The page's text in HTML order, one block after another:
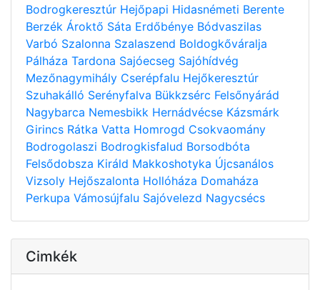
Bodrogkeresztúr Hejőpapi Hidasnémeti Berente
Berzék Ároktő Sáta Erdőbénye Bódvaszilas
Varbó Szalonna Szalaszend Boldogkőváralja
Pálháza Tardona Sajóecseg Sajóhídvég
Mezőnagymihály Cserépfalu Hejőkeresztúr
Szuhakálló Serényfalva Bükkzsérc Felsőnyárád
Nagybarca Nemesbikk Hernádvécse Kázsmárk
Girincs Rátka Vatta Homrogd Csokvaomány
Bodrogolaszi Bodrogkisfalud Borsodbóta
Felsődobsza Királd Makkoshotyka Újcsanálos
Vizsoly Hejőszalonta Hollóháza Domaháza
Perkupa Vámosújfalu Sajóvelezd Nagycsécs
Cimkék